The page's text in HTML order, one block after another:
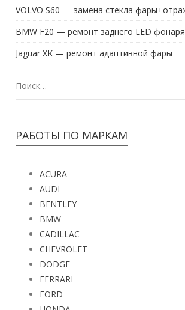
VOLVO S60 — замена стекла
BMW F20 — ремонт заднего LED фонаря
Jaguar XK — ремонт адаптивной фары
РАБОТЫ ПО МАРКАМ
ACURA
AUDI
BENTLEY
BMW
CADILLAC
CHEVROLET
DODGE
FERRARI
FORD